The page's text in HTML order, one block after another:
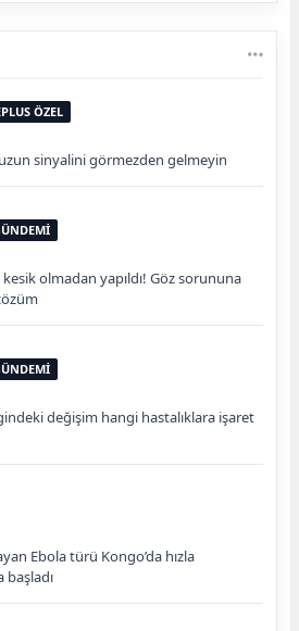
ÖZEL
sinyalini görmezden gelmeyin
kesik olmadan yapıldı! Göz sorununa
değişim hangi hastalıklara işaret
Ebola türü Kongo’da hızla
başladı